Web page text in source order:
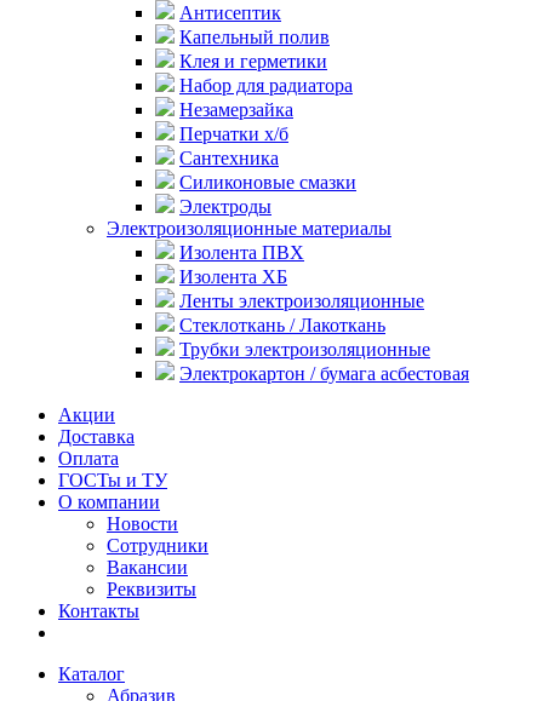
Антисептик
Капельный полив
Клея и герметики
Набор для радиатора
Незамерзайка
Перчатки х/б
Сантехника
Силиконовые смазки
Электроды
Электроизоляционные материалы
Изолента ПВХ
Изолента ХБ
Ленты электроизоляционные
Стеклоткань / Лакоткань
Трубки электроизоляционные
Электрокартон / бумага асбестовая
Акции
Доставка
Оплата
ГОСТы и ТУ
О компании
Новости
Сотрудники
Вакансии
Реквизиты
Контакты
Каталог
Абразив